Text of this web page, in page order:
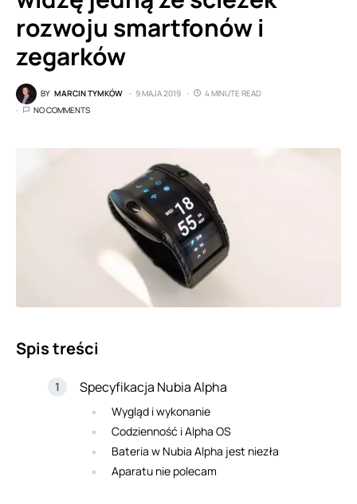
rozwoju smartfonów i
zegarków
BY MARCIN TYMKÓW 9 MAJA 2019
4 MINUTE READ
NO COMMENTS
Spis treści
Specyfikacja Nubia Alpha
Wygląd i wykonanie
Codzienność i Alpha OS
Bateria w Nubia Alpha jest niezła
Aparatu nie polecam